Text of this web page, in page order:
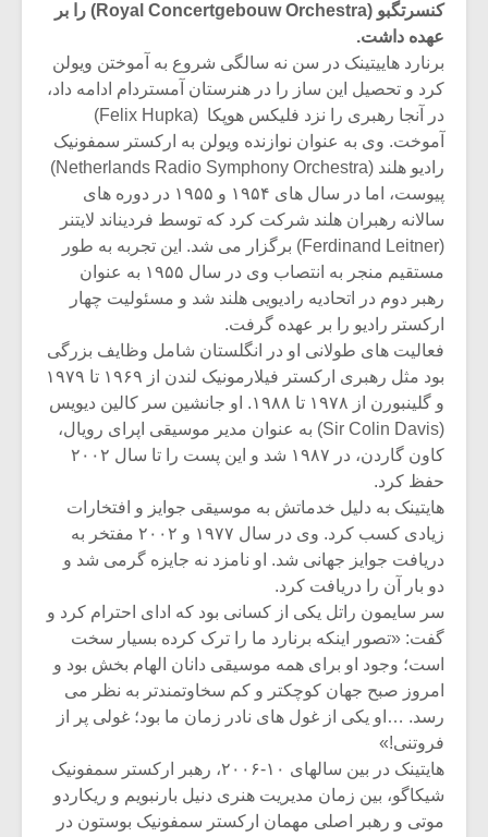
کنسرتگبو (Royal Concertgebouw Orchestra) را بر
عهده داشت.
برنارد هاییتینک در سن نه سالگی شروع به آموختن ویولن
کرد و تحصیل این ساز را در هنرستان آمستردام ادامه داد،
در آنجا رهبری را نزد فلیکس هوپکا (Felix Hupka)
آموخت. وی به عنوان نوازنده ویولن به ارکستر سمفونیک
رادیو هلند (Netherlands Radio Symphony Orchestra)
پیوست، اما در سال های ۱۹۵۴ و ۱۹۵۵ در دوره های
سالانه رهبران هلند شرکت کرد که توسط فردیناند لایتنر
(Ferdinand Leitner) برگزار می شد. این تجربه به طور
مستقیم منجر به انتصاب وی در سال ۱۹۵۵ به عنوان
رهبر دوم در اتحادیه رادیویی هلند شد و مسئولیت چهار
ارکستر رادیو را بر عهده گرفت.
فعالیت های طولانی او در انگلستان شامل وظایف بزرگی
بود مثل رهبری ارکستر فیلارمونیک لندن از ۱۹۶۹ تا ۱۹۷۹
و گلینبورن از ۱۹۷۸ تا ۱۹۸۸. او جانشین
سر کالین دیویس
(Sir Colin Davis)
به عنوان مدیر موسیقی اپرای رویال،
کاون گاردن، در ۱۹۸۷ شد و این پست را تا سال ۲۰۰۲
حفظ کرد.
هایتینک به دلیل خدماتش به موسیقی جوایز و افتخارات
زیادی کسب کرد. وی در سال ۱۹۷۷ و ۲۰۰۲ مفتخر به
دریافت جوایز جهانی شد. او نامزد نه جایزه گرمی شد و
دو بار آن را دریافت کرد.
سر سایمون راتل یکی از کسانی بود که ادای احترام کرد و
گفت: «تصور اینکه برنارد ما را ترک کرده بسیار سخت
است؛ وجود او برای همه موسیقی دانان الهام بخش بود و
امروز صبح جهان کوچکتر و کم سخاوتمندتر به نظر می
رسد. …او یکی از غول های نادر زمان ما بود؛ غولی پر از
فروتنی!»
هایتینک در بین سالهای ۱۰-۲۰۰۶، رهبر
ارکستر سمفونیک
شیکاگو، بین زمان مدیریت هنری دنیل بارنبویم و ریکاردو
موتی و رهبر اصلی مهمان ارکستر سمفونیک بوستون در
میکلوش روژا
یادداشتی بر موسیقی
متن فیلم «متری
شیش و نیم»
اگر نمی توانی
مشهورترین باشی،
بدنام ترین باش
دوره
موسیقی
موسیقی